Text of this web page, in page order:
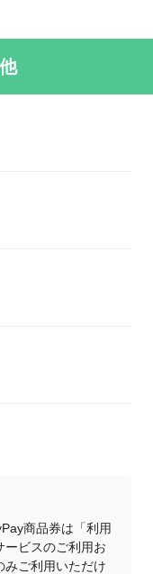
商品券は「利用
ービスのご利用お
みご利用いただけ